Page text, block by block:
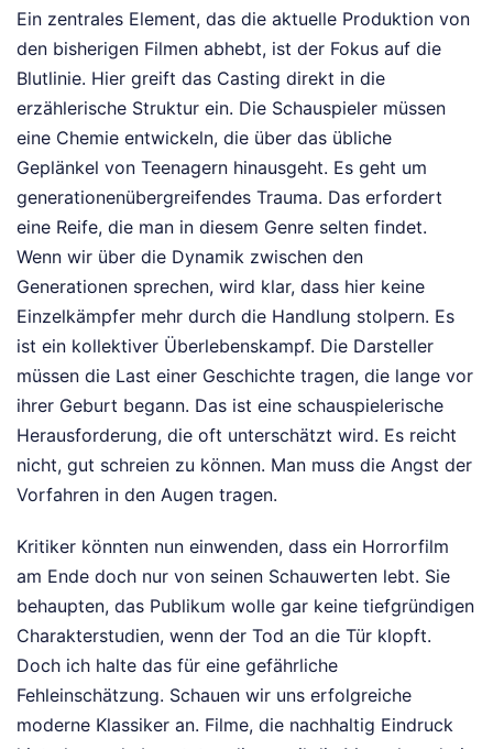
Ein zentrales Element, das die aktuelle Produktion von
den bisherigen Filmen abhebt, ist der Fokus auf die
Blutlinie. Hier greift das Casting direkt in die
erzählerische Struktur ein. Die Schauspieler müssen
eine Chemie entwickeln, die über das übliche
Geplänkel von Teenagern hinausgeht. Es geht um
generationenübergreifendes Trauma. Das erfordert
eine Reife, die man in diesem Genre selten findet.
Wenn wir über die Dynamik zwischen den
Generationen sprechen, wird klar, dass hier keine
Einzelkämpfer mehr durch die Handlung stolpern. Es
ist ein kollektiver Überlebenskampf. Die Darsteller
müssen die Last einer Geschichte tragen, die lange vor
ihrer Geburt begann. Das ist eine schauspielerische
Herausforderung, die oft unterschätzt wird. Es reicht
nicht, gut schreien zu können. Man muss die Angst der
Vorfahren in den Augen tragen.
Kritiker könnten nun einwenden, dass ein Horrorfilm
am Ende doch nur von seinen Schauwerten lebt. Sie
behaupten, das Publikum wolle gar keine tiefgründigen
Charakterstudien, wenn der Tod an die Tür klopft.
Doch ich halte das für eine gefährliche
Fehleinschätzung. Schauen wir uns erfolgreiche
moderne Klassiker an. Filme, die nachhaltig Eindruck